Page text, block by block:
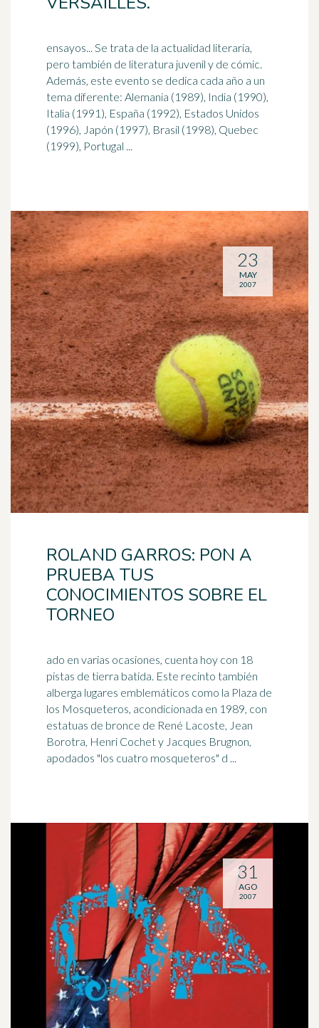
ensayos... Se trata de la actualidad literaria,
pero también de literatura juvenil y de cómic.
Además, este evento se dedica cada año a un
tema diferente: Alemania (1989), India (1990),
Italia (1991), España (1992), Estados Unidos
(1996), Japón (1997), Brasil (1998), Quebec
(1999), Portugal ...
ROLAND GARROS: PON A
PRUEBA TUS
CONOCIMIENTOS SOBRE EL
TORNEO
ado en varias ocasiones, cuenta hoy con 18
pistas de tierra batida. Este recinto también
alberga lugares emblemáticos como la Plaza de
los Mosqueteros, acondicionada en 1989, con
estatuas de bronce de René Lacoste, Jean
Borotra, Henri Cochet y Jacques Brugnon,
apodados "los cuatro mosqueteros" d ...
23
MAY
2007
31
AGO
2007